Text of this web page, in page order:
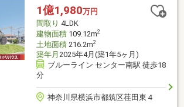
1億1,980万円
間取り 4LDK
建物面積109.12m2
土地面積216.2m2
築年月 2025年4月(築1年5ヶ月)
ブルーライン センター南駅 徒歩18
分
神奈川県横浜市都筑区荏田東４